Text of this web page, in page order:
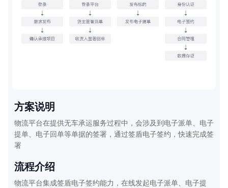
方案说明
物流平台在提供无车承运服务过程中，会涉及到电子派单、电子
提单、电子回单等单据的签署，通过签盾电子签约，快速完成签
署
流程介绍
物流平台集成签盾电子签约能力，在线发起电子派单、电子提